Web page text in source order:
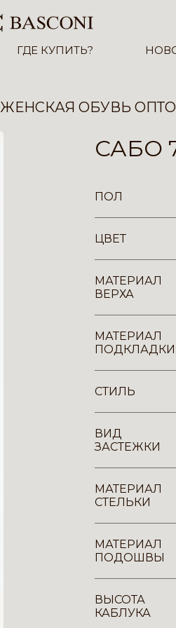
ГДЕ КУПИТЬ?
ЖЕНСКАЯ ОБУВЬ
САБО
ПОЛ
ЦВЕТ
МАТЕРИАЛ
ВЕРХА
МАТЕРИАЛ
ПОДКЛАДКИ
СТИЛЬ
ВИД
ЗАСТЕЖКИ
МАТЕРИАЛ
СТЕЛЬКИ
МАТЕРИАЛ
ПОДОШВЫ
ВЫСОТА
КАБЛУКА